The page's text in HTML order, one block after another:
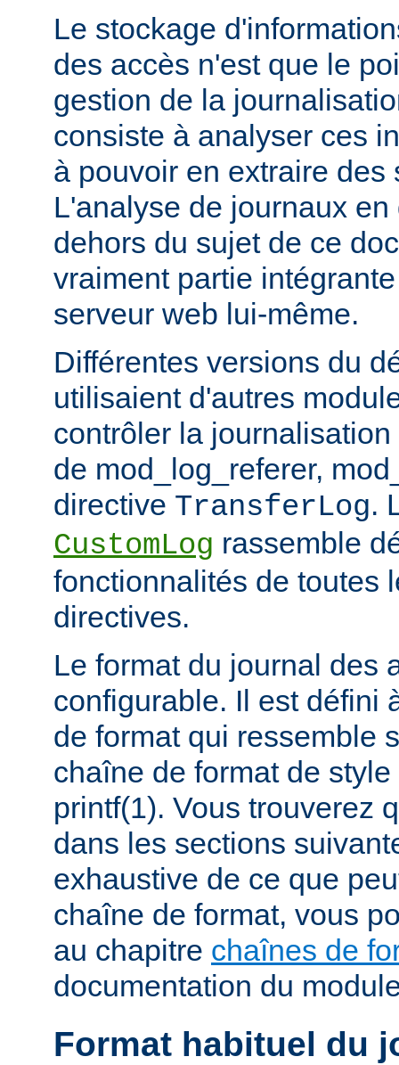
Le stockage
des accès n'est que le
gestion de la
consiste à analyser ces
à pouvoir en extraire des
L'analyse de journaux
dehors du sujet de ce
vraiment partie
serveur web lui-même.
Différentes versions du
utilisaient d'autres
contrôler la
de mod_log_referer,
directive TransferLog.
CustomLog rassemble
fonctionnalités de toutes
directives.
Le format du journal des
configurable. Il est défini
de format qui ressemble
chaîne de format de
printf(1). Vous trouverez
dans les sections
exhaustive de ce que
chaîne de format, vous
au chapitre chaînes de
documentation du
Format habituel du